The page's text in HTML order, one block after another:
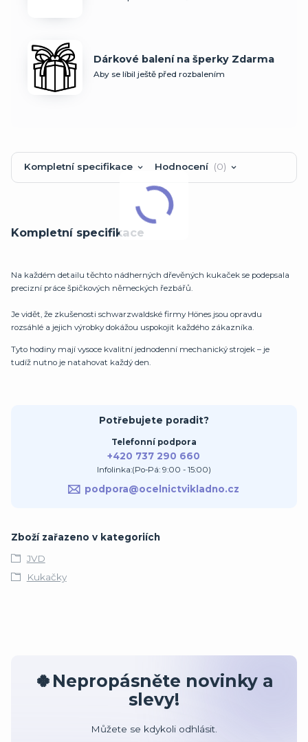
Dárkové balení na šperky Zdarma
Aby se líbil ještě před rozbalením
Kompletní specifikace Hodnocení 0
Kompletní specifikace
Na každém detailu těchto nádherných dřevěných kukaček se podepsala
precizní práce špičkových německých řezbářů.
Je vidět, že zkušenosti schwarzwaldské firmy Hönes jsou opravdu
rozsáhlé a jejich výrobky dokážou uspokojit každého zákazníka.
Tyto hodiny mají vysoce kvalitní jednodenní mechanický strojek – je
tudíž nutno je natahovat každý den.
Potřebujete poradit?
Telefonní podpora
+420 737 290 660
Infolinka:(Po-Pá: 9:00 - 15:00)
podpora@ocelnictvikladno.cz
Zboží zařazeno v kategoriích
JVD
Kukačky
🍀Nepropásněte novinky a
slevy!
Můžete se kdykoli odhlásit.